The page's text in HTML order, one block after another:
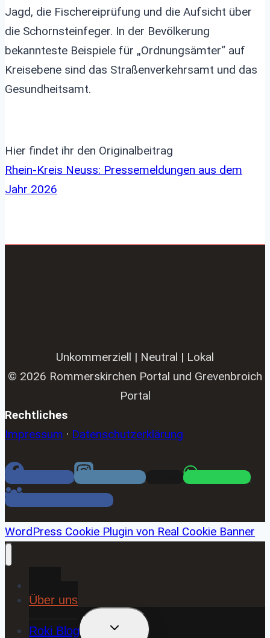
Jagd, die Fischereiprüfung und die Aufsicht über
die Schornsteinfeger. In der Bevölkerung
bekannteste Beispiele für „Ordnungsämter“ auf
Kreisebene sind das Straßenverkehrsamt und das
Gesundheitsamt.
Hier findet ihr den Originalbeitrag
Rhein-Kreis Neuss: Pressemeldungen aus dem
Jahr 2026
Unkommerziell | Neutral | Lokal
© 2026 Rommerskirchen Portal und Grevenbroich
Portal
Rechtliches
Impressum · Datenschutzerklärung
Facebook Instagram
WhatsApp
Facebook Gruppe
WordPress Cookie Plugin von Real Cookie Banner
Über uns
Roki Blog
UNTERMENÜ